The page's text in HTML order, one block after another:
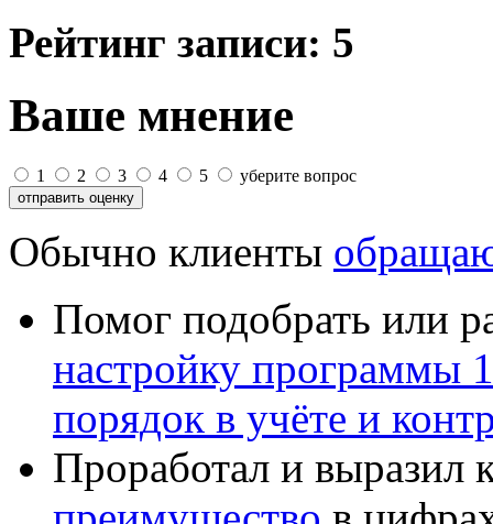
Рейтинг записи: 5
Ваше мнение
1 2 3 4 5 уберите вопрос
Обычно клиенты
Помог подобрать или
настройку программы
порядок в учёте и
Проработал и выразил